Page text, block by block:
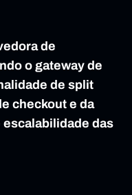
de
o gateway de
de split
checkout e da
escalabilidade das